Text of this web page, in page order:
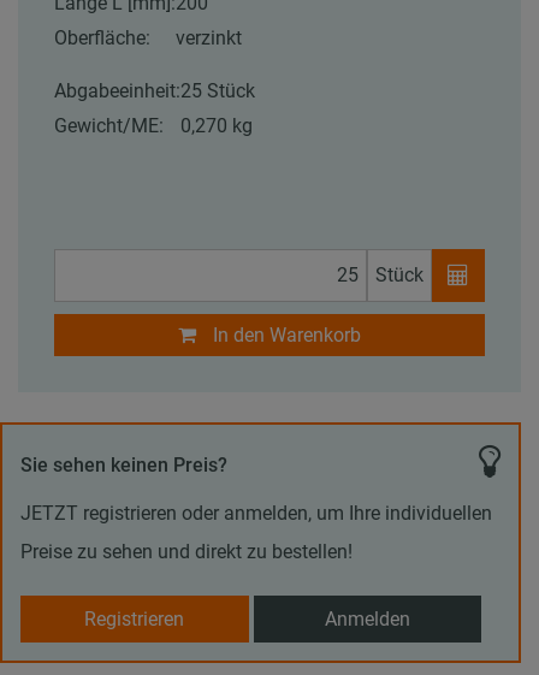
Oberfläche:
verzinkt
Abgabeeinheit:25 Stück
Gewicht/ME:
0,270 kg
Stück
In den Warenkorb
Sie sehen keinen Preis?
JETZT registrieren oder anmelden, um Ihre individuellen
Preise zu sehen und direkt zu bestellen!
Registrieren Anmelden